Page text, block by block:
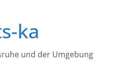
ka
und der Umgebung